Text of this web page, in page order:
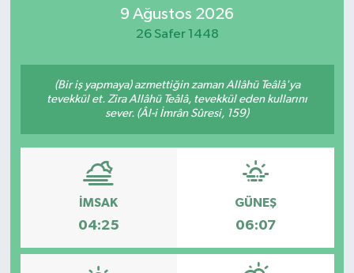
9 Ağustos 2026
26 Safer 1448
(Bir iş yapmaya) azmettiğin zaman Allâhü Teâlâ'ya
tevekkül et. Zira Allâhü Teâlâ, tevekkül eden kullarını
sever. (Âl-i İmrân Sûresi, 159)
İMSAK
04:25
GÜNEŞ
06:07